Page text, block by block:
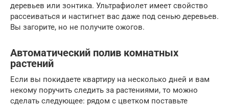
деревьев или зонтика. Ультрафиолет имеет свойство
рассеиваться и настигнет вас даже под сенью деревьев.
Вы загорите, но не получите ожогов.
Автоматический полив комнатных
растений
Если вы покидаете квартиру на несколько дней и вам
некому поручить следить за растениями, то можно
сделать следующее: рядом с цветком поставьте